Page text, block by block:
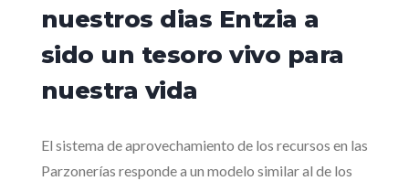
nuestros dias Entzia a
sido un tesoro vivo para
nuestra vida
El sistema de aprovechamiento de los recursos en las
Parzonerías responde a un modelo similar al de los